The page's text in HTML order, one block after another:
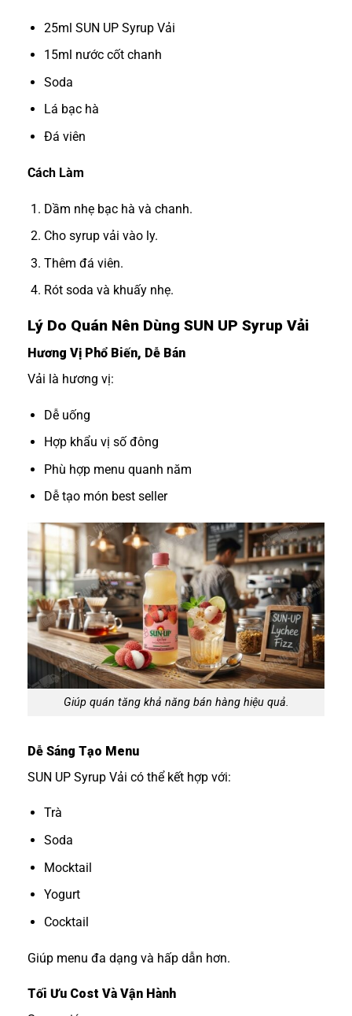
25ml SUN UP Syrup Vải
15ml nước cốt chanh
Soda
Lá bạc hà
Đá viên
Cách Làm
Dầm nhẹ bạc hà và chanh.
Cho syrup vải vào ly.
Thêm đá viên.
Rót soda và khuấy nhẹ.
Lý Do Quán Nên Dùng SUN UP Syrup Vải
Hương Vị Phổ Biến, Dễ Bán
Vải là hương vị:
Dễ uống
Hợp khẩu vị số đông
Phù hợp menu quanh năm
Dễ tạo món best seller
Giúp quán tăng khả năng bán hàng hiệu quả.
Dễ Sáng Tạo Menu
SUN UP Syrup Vải có thể kết hợp với:
Trà
Soda
Mocktail
Yogurt
Cocktail
Giúp menu đa dạng và hấp dẫn hơn.
Tối Ưu Cost Và Vận Hành